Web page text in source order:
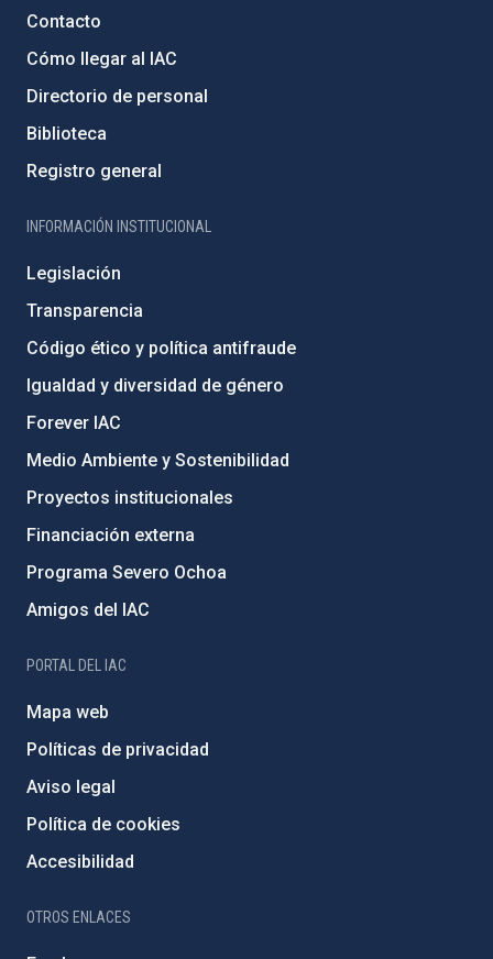
Contacto
Cómo llegar al IAC
Directorio de personal
Biblioteca
Registro general
INFORMACIÓN INSTITUCIONAL
Legislación
Transparencia
Código ético y política antifraude
Igualdad y diversidad de género
Forever IAC
Medio Ambiente y Sostenibilidad
Proyectos institucionales
Financiación externa
Programa Severo Ochoa
Amigos del IAC
PORTAL DEL IAC
Mapa web
Políticas de privacidad
Aviso legal
Política de cookies
Accesibilidad
OTROS ENLACES